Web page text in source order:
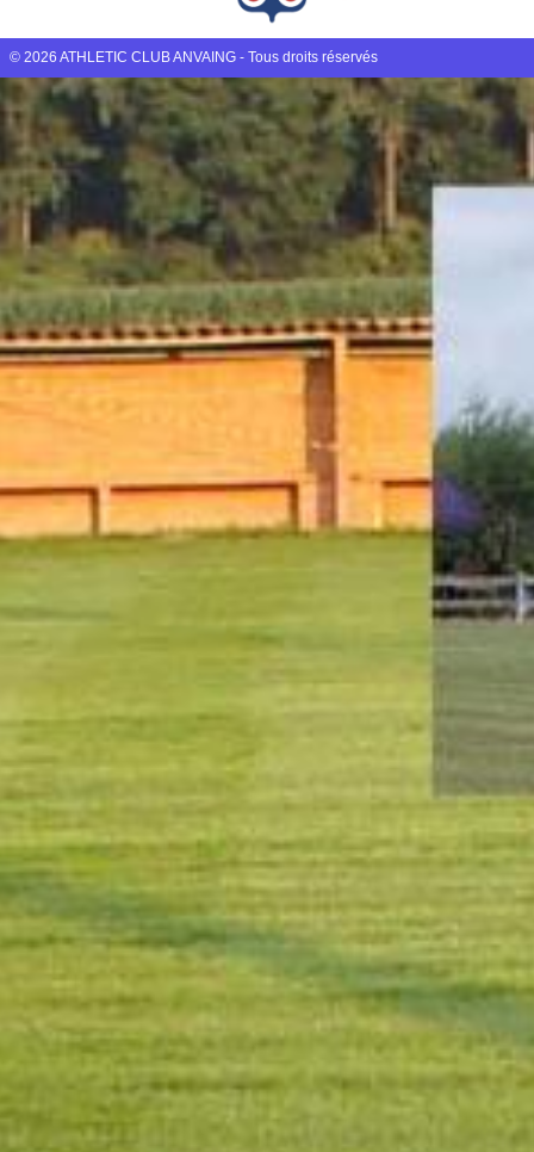
© 2026 ATHLETIC CLUB ANVAING - Tous droits réservés